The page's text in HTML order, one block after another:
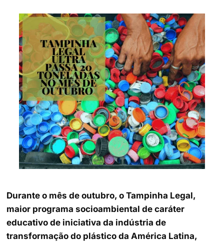
Durante o mês de outubro, o Tampinha Legal,
maior programa socioambiental de caráter
educativo de iniciativa da indústria de
transformação do plástico da América Latina,